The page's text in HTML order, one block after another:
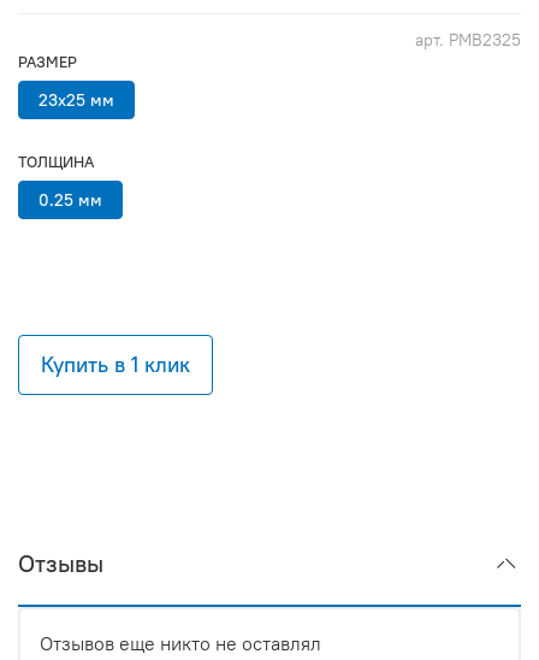
арт. PMB2325
Купить в 1 клик
РАЗМЕР
23х25 мм
ТОЛЩИНА
0.25 мм
Отзывы
Отзывов еще никто не оставлял